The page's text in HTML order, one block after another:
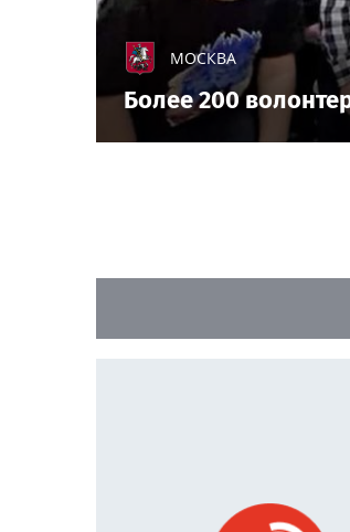
МОСКВА
Более 200